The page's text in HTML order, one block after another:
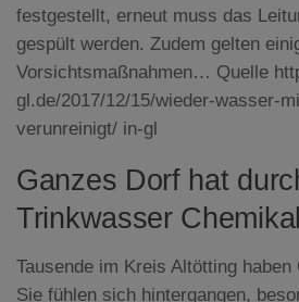
festgestellt, erneut muss das
gespült werden. Zudem gelten
Vorsichtsmaßnahmen… Quelle
gl.de/2017/12/15/wieder-wasser-
verunreinigt/ in-gl
Ganzes Dorf hat
Trinkwasser
Tausende im Kreis Altötting
Sie fühlen sich hintergangen,